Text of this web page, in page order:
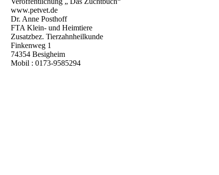
www.petvet.de
Dr. Anne Posthoff
FTA Klein- und Heimtiere
Zusatzbez. Tierzahnheilkunde
Finkenweg 1
74354 Besigheim
Mobil : 0173-9585294